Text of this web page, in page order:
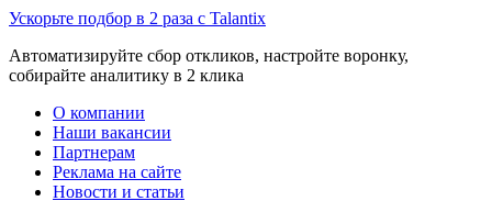
Ускорьте подбор в 2 раза с Talantix
Автоматизируйте сбор откликов, настройте воронку,
собирайте аналитику в 2 клика
О компании
Наши вакансии
Партнерам
Реклама на сайте
Новости и статьи